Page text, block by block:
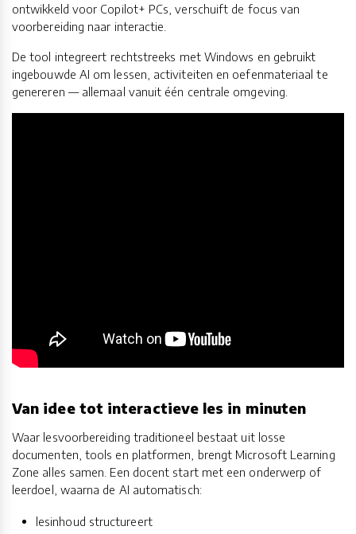
ontwikkeld voor Copilot+ PCs, verschuift de focus van
voorbereiding naar interactie.
De tool integreert rechtstreeks met Windows en gebruikt
ingebouwde AI om lessen, activiteiten en oefenmateriaal te
genereren — allemaal vanuit één centrale omgeving.
Van idee tot interactieve les in minuten
Waar lesvoorbereiding traditioneel bestaat uit losse
documenten, tools en platformen, brengt Microsoft Learning
Zone alles samen. Een docent start met een onderwerp of
leerdoel, waarna de AI automatisch:
lesinhoud structureert